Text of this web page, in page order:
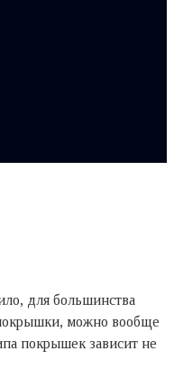
для большинства
можно вообще
покрышек зависит не